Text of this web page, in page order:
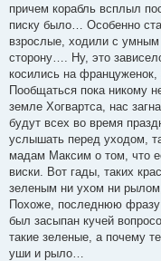
причем корабль всплыл
писку было… Особенно
взрослые, ходили с умным
сторону…. Ну, это
косились на француженок,
Пообщаться пока никому
земле Хогвартса, нас
будут всех во время
услышать перед уходом,
мадам Максим о том, что
виски. Вот гады, таких
зеленым ни ухом ни
Похоже, последнюю фразу
был засыпан кучей
такие зеленые, а почему
уши и рыло…